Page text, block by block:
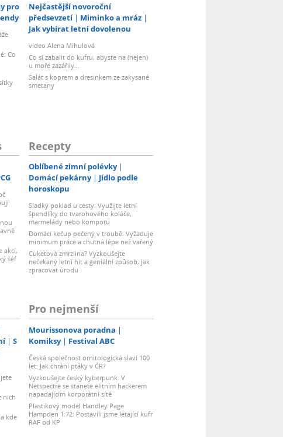
pro
Co
Nejčastější novoroční
předsevzetí
Miminko a mráz
Jak vybírat letní dovolenou
video Alena Mihulová
Co si zabalit do kufru, abyste na (nejen)
u moře zazářily...
Salát s koprem a dresinkem ze zakysané
smetany
akcí,
šéf
Recepty
Oblíbené zimní polévky
Domácí pekárny
Jídlo podle
horoskopu
Sladký poklad u cesty: Využijte letní
špendlíky do tvarohového koláče,
marmelády nebo kompotu
Domácí kečup pečený v troubě: Vyžaduje
minimum práce a chutná lépe než vařený
Cuketová zmrzlina? Vyzkoušejte
nečekaný letní hit a geniální způsob, jak
zpracovat úrodu
S
nich
kde
Pro nejmenší
Mourissonova poradna
Komiksy
Festival ABC
Česká společnost ornitologická slaví 100
let: Jak chrání ptáky v ČR?
Vyzkoušejte český kyberpunk. V
Netspectre se stanete elitním hackerem
napadajícím korporátní sítě
Plastikový model Handley Page
Hampden 1:72: Postavili jsme létající kufr
RAF od KP